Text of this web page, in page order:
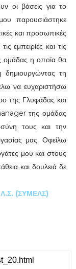
οι βάσεις για το
παρουσιάστηκε
και προσωπικές
εμπειρίες και τις
ομάδας η οποία θα
τη
να ευχαριστήσω
της Γλυφάδας και
της ομάδας
τους και την
μας. Οφείλω
μου και στους
και δουλειά δε
Λ.Σ. (ΣΥΜΕΛΣ)